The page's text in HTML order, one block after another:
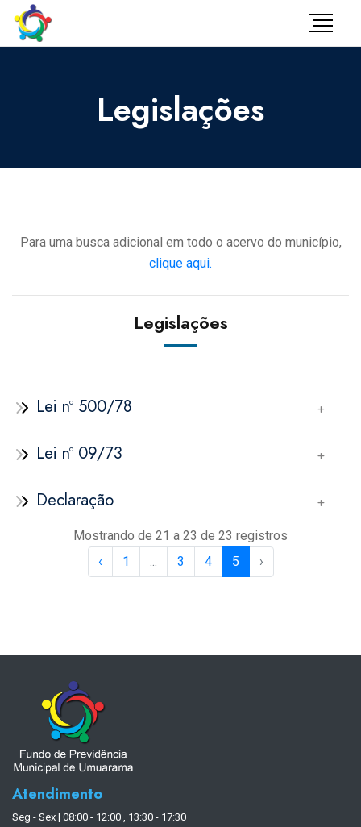
Legislações
Para uma busca adicional em todo o acervo do município,
clique aqui.
Legislações
Lei nº 500/78
Lei nº 09/73
Declaração
Mostrando de 21 a 23 de 23 registros
‹
1 ... 3 4 5 ›
Atendimento
Seg - Sex | 08:00 - 12:00 , 13:30 - 17:30